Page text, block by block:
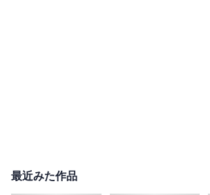
最近みた作品